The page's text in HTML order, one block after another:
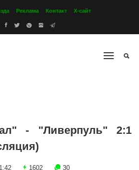
Реклама Контакт Х-сайт
- "Ливерпуль" 2:1
1602 30